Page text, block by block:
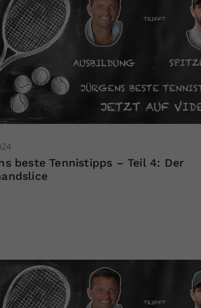
beste Tennistipps – Teil 4: Der